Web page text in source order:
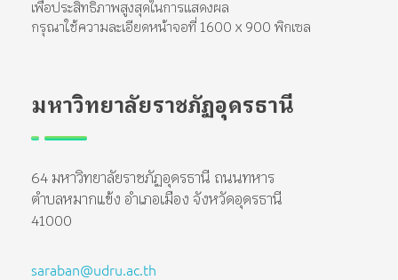
เพื่อประสิทธิภาพสูงสุดในการแสดงผล
กรุณาใช้ความละเอียดหน้าจอที่ 1600 x 900 พิกเซล
มหาวิทยาลัยราชภัฏอุดรธานี
64 มหาวิทยาลัยราชภัฏอุดรธานี ถนนทหาร
ตำบลหมากแข้ง อำเภอเมือง จังหวัดอุดรธานี
41000
saraban@udru.ac.th